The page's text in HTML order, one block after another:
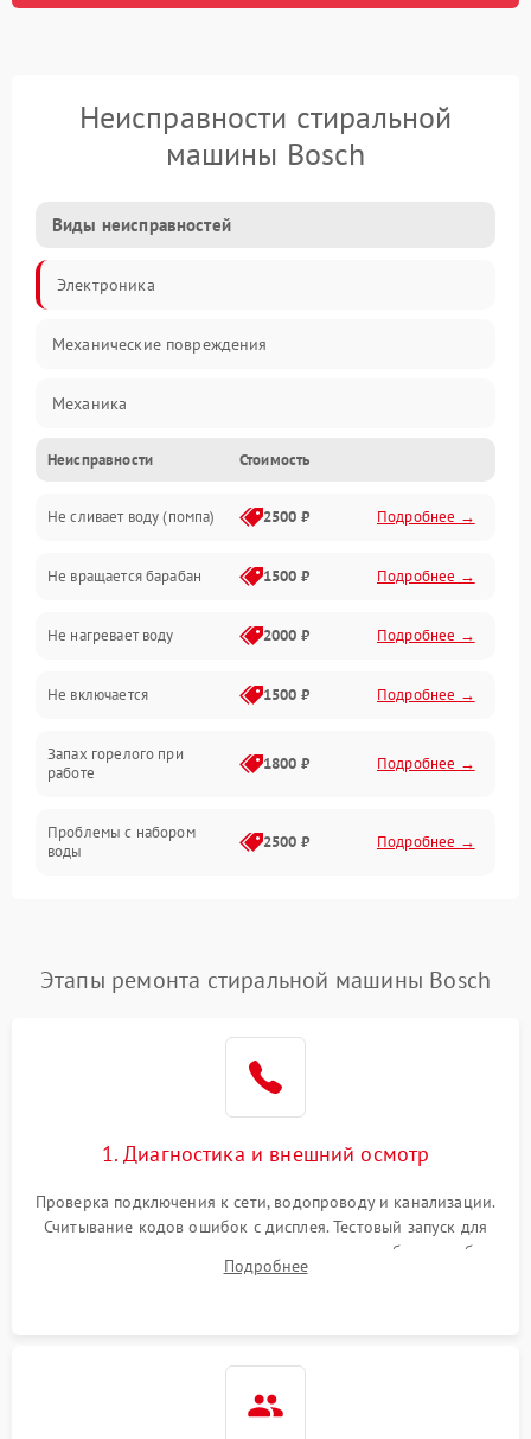
Неисправности стиральной
машины Bosch
Виды неисправностей
Электроника
Механические повреждения
Механика
Электропитание
Водоснабжение
Слив
Программное обеспечение
Неисправности Стоимость
Не сливает воду (помпа) 2500 ₽ Подробнее →
Не вращается барабан 1500 ₽ Подробнее →
Не нагревает воду 2000 ₽ Подробнее →
Не включается 1500 ₽ Подробнее →
Запах горелого при
работе
1800 ₽ Подробнее →
Проблемы с набором
воды
2500 ₽ Подробнее →
Замена платы управления Подробнее →
Этапы ремонта стиральной машины Bosch
1. Диагностика и внешний осмотр
Проверка подключения к сети, водопроводу и канализации.
Считывание кодов ошибок с дисплея. Тестовый запуск для
выявления посторонних шумов, протечек или сбоев в работе
электронного модуля управления.
Подробнее